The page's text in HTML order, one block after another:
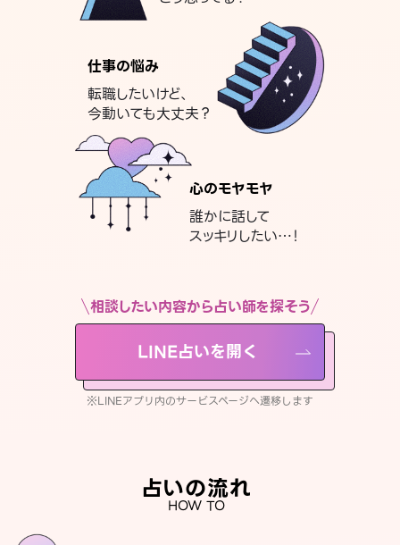
仕事の悩み
転職したいけど、
今動いても大丈夫？
心のモヤモヤ
誰かに話して
スッキリしたい…！
相談したい内容から占い師を探そう
LINE占いを開く
※LINEアプリ内のサービスページへ遷移します
占いの流れ
HOW TO